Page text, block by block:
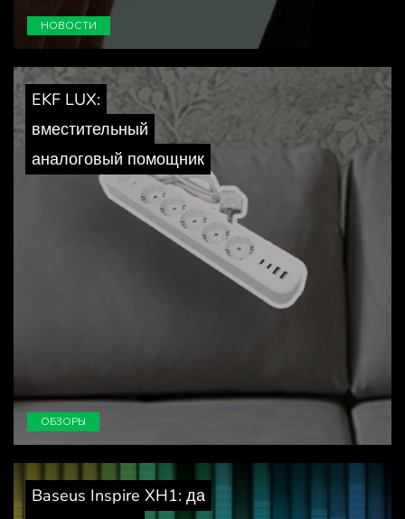
НОВОСТИ
EKF LUX:
вместительный
аналоговый помощник
ОБЗОРЫ
Baseus Inspire XH1: да